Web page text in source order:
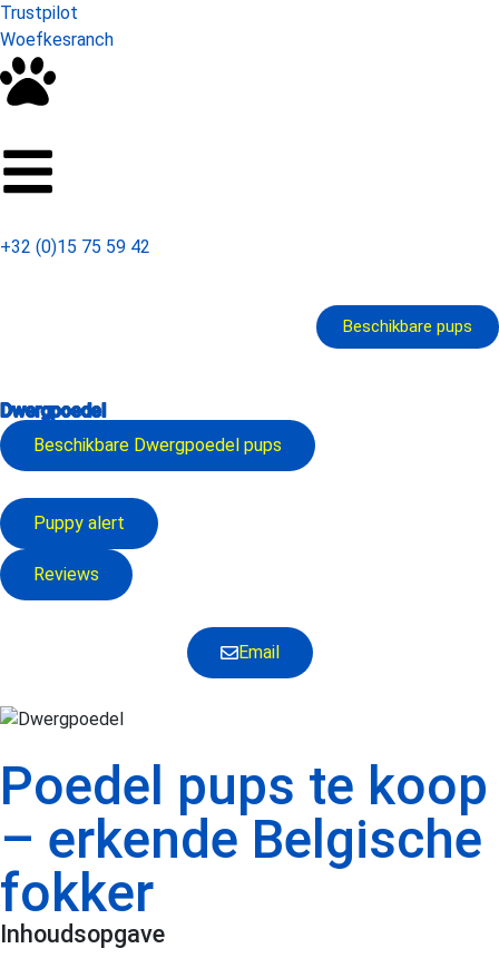
Trustpilot
Woefkesranch
+32 (0)15 75 59 42
Beschikbare pups
Dwergpoedel
Beschikbare Dwergpoedel pups
Puppy alert
Reviews
Email
Poedel pups te koop
– erkende Belgische
fokker
Inhoudsopgave